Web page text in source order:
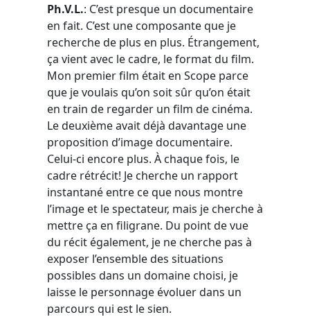
Ph.V.L.: C’est presque un documentaire
en fait. C’est une composante que je
recherche de plus en plus. Étrangement,
ça vient avec le cadre, le format du film.
Mon premier film était en Scope parce
que je voulais qu’on soit sûr qu’on était
en train de regarder un film de cinéma.
Le deuxième avait déjà davantage une
proposition d’image documentaire.
Celui-ci encore plus. À chaque fois, le
cadre rétrécit! Je cherche un rapport
instantané entre ce que nous montre
l’image et le spectateur, mais je cherche à
mettre ça en filigrane. Du point de vue
du récit également, je ne cherche pas à
exposer l’ensemble des situations
possibles dans un domaine choisi, je
laisse le personnage évoluer dans un
parcours qui est le sien.